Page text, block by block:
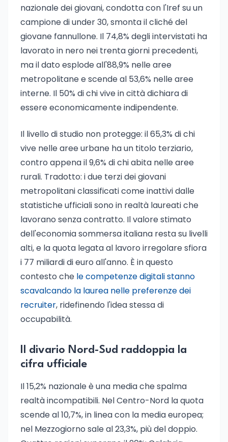
nazionale dei giovani, condotta con l'Iref su un
campione di under 30, smonta il cliché del
giovane fannullone. Il 74,8% degli intervistati ha
lavorato in nero nei trenta giorni precedenti,
ma il dato esplode all'88,9% nelle aree
metropolitane e scende al 53,6% nelle aree
interne. Il 50% di chi vive in città dichiara di
essere economicamente indipendente.
Il livello di studio non protegge: il 65,3% di chi
vive nelle aree urbane ha un titolo terziario,
contro appena il 9,6% di chi abita nelle aree
rurali. Tradotto: i due terzi dei giovani
metropolitani classificati come inattivi dalle
statistiche ufficiali sono in realtà laureati che
lavorano senza contratto. Il valore stimato
dell'economia sommersa italiana resta su livelli
alti, e la quota legata al lavoro irregolare sfiora
i 77 miliardi di euro all'anno. È in questo
contesto che le competenze digitali stanno
scavalcando la laurea nelle preferenze dei
recruiter, ridefinendo l'idea stessa di
occupabilità.
Il divario Nord-Sud raddoppia la
cifra ufficiale
Il 15,2% nazionale è una media che spalma
realtà incompatibili. Nel Centro-Nord la quota
scende al 10,7%, in linea con la media europea;
nel Mezzogiorno sale al 23,3%, più del doppio.